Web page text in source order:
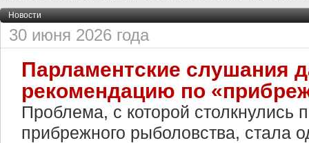
Новости
30 июня 2026 года
Парламентские слушания
рекомендацию по
Проблема, с которой столкнулись
прибрежного рыболовства, стала